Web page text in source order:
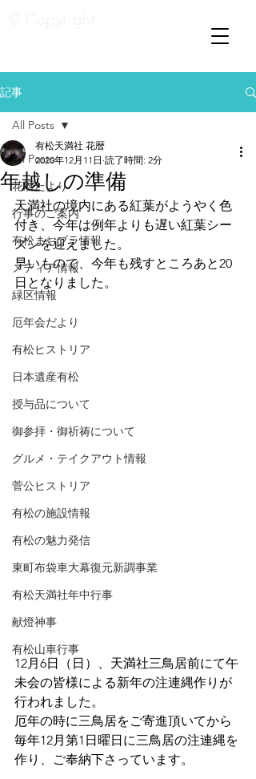
記事
All Posts
花暦たより
行事のご案内
有松まちブラ情報
メディア情報
緑区情報
厄年会だより
有松ヒストリア
日本遺産有松
授与品について
御参拝・御祈祷について
グルメ・テイクアウト情報
菅公ヒストリア
有松の施設情報
有松の魅力発信
東町布袋車大幕復元新調事業
有松天満社年中行事
献燈神事
有松山車行事
All Posts
年越しの準備
有松天満社 花暦
2020年12月11日 読了時間: 2分
天満社の境内にある紅葉がようやく色
付き、今年は例年よりも遅い紅葉シー
ズンを迎えました。
早いもので、今年も残すところあと20
日となりました。
12月6日（日）、天満社三鳥居前にて午
未会の皆様による新年の注連縄作りが
行われました。
厄年の時に三鳥居をご寄進頂いてから
毎年12月第1日曜日に三鳥居の注連縄を
作り、ご奉納下さっています。